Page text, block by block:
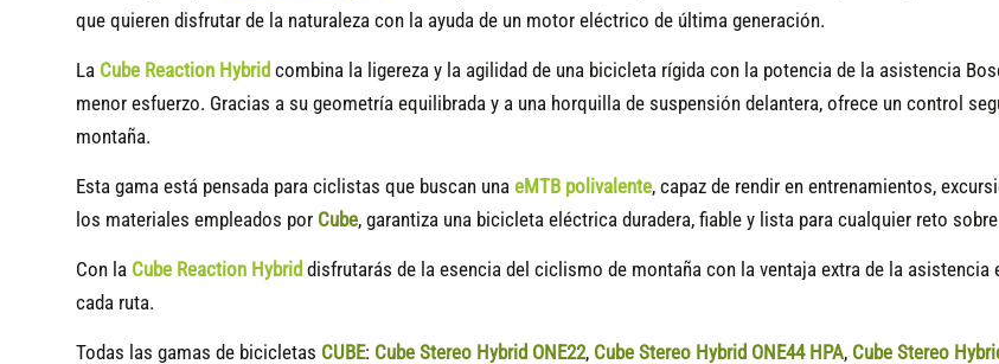
que quieren disfrutar de la naturaleza con la ayuda de un motor eléctrico de última generación.
La Cube Reaction Hybrid combina la ligereza y la agilidad de una bicicleta rígida con la potencia de la asistencia
menor esfuerzo. Gracias a su geometría equilibrada y a una horquilla de suspensión delantera, ofrece un control
montaña.
Esta gama está pensada para ciclistas que buscan una eMTB polivalente, capaz de rendir en entrenamientos,
los materiales empleados por Cube, garantiza una bicicleta eléctrica duradera, fiable y lista para cualquier reto
Con la Cube Reaction Hybrid disfrutarás de la esencia del ciclismo de montaña con la ventaja extra de la
cada ruta.
Todas las gamas de bicicletas CUBE: Cube Stereo Hybrid ONE22, Cube Stereo Hybrid ONE44 HPA, Cube Stereo